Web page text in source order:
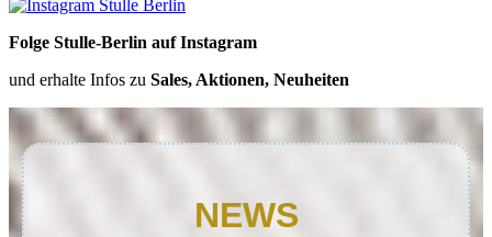
Folge Stulle-Berlin auf Instagram
und erhalte Infos zu Sales, Aktionen, Neuheiten
NEWS